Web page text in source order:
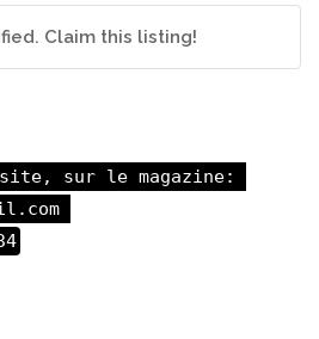
Claim this listing!
sur le magazine: